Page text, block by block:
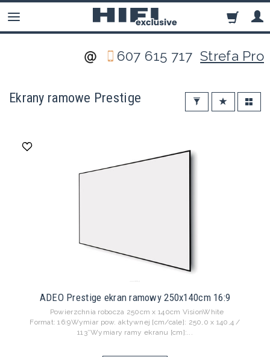
607 615 717Strefa Pro
Ekrany ramowe Prestige
ADEO Prestige ekran ramowy 250x140cm 16:9
Powierzchnia robocza 250cm x 140cm VisionWhite
Format: 16:9Wymiar pow. aktywnej [cm/cale]: 250,0 x 140,4 /
113″Wymiary ramy ekranu [cm]:...